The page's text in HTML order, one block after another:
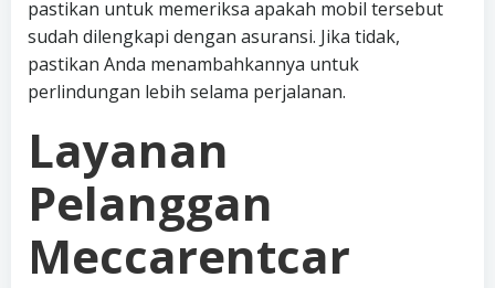
pastikan untuk memeriksa apakah mobil tersebut
sudah dilengkapi dengan asuransi. Jika tidak,
pastikan Anda menambahkannya untuk
perlindungan lebih selama perjalanan.
Layanan
Pelanggan
Meccarentcar